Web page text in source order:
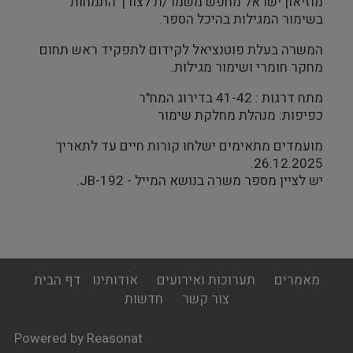
בשימור המגילות בהיכל הספר.
המשרה בעלת פוטנציאל לקידום לתפקיד ראש תחום
מחקר חומרי ושימור מגילות.
מתח דרגות : 41-42 בדירוג המח"ר
כפיפות: מנהלת מחלקת שימור
מועמדים מתאימים ישלחו קורות חיים עד לתאריך
26.12.2025.
יש לציין מספר משרה בנושא המייל - JB-192.
footer
menu
דף הבית אודותינו תערוכות ואירועים
מאמרים
חדשות
צור קשר
Powered by Reasonat